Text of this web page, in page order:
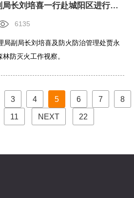
青岛市应急管理局副局长刘培喜一行赴城阳区进行森林防灭火工作视察
6135
局副局长刘培喜及防火防治管理处贾永
防灭火工作视察。
3 4 5 6 7 8
11 NEXT 22